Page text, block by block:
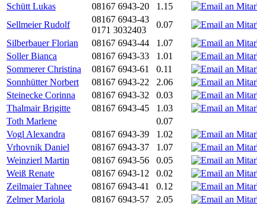
Schütt Lukas
08167 6943-20 1.15
Sellmeier Rudolf
08167 6943-43
0171 3032403
0.07
Silberbauer Florian
08167 6943-44 1.07
Soller Bianca
08167 6943-33 1.01
Sommerer Christina
08167 6943-61 0.11
Sonnhütter Norbert
08167 6943-22 2.06
Steinecke Corinna
08167 6943-32 0.03
Thalmair Brigitte
08167 6943-45 1.03
Toth Marlene
0.07
Vogl Alexandra
08167 6943-39 1.02
Vrhovnik Daniel
08167 6943-37 1.07
Weinzierl Martin
08167 6943-56 0.05
Weiß Renate
08167 6943-12 0.02
Zeilmaier Tahnee
08167 6943-41 0.12
Zelmer Mariola
08167 6943-57 2.05